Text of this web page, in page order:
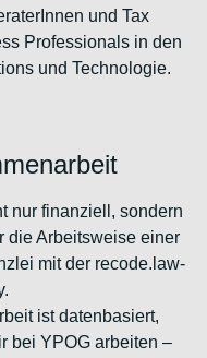
und Tax
Professionals in den
und Technologie.
nur finanziell, sondern
die Arbeitsweise einer
mit der recode.law-
ist datenbasiert,
bei YPOG arbeiten –